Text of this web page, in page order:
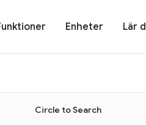
Enheter Lär
Circle to Search